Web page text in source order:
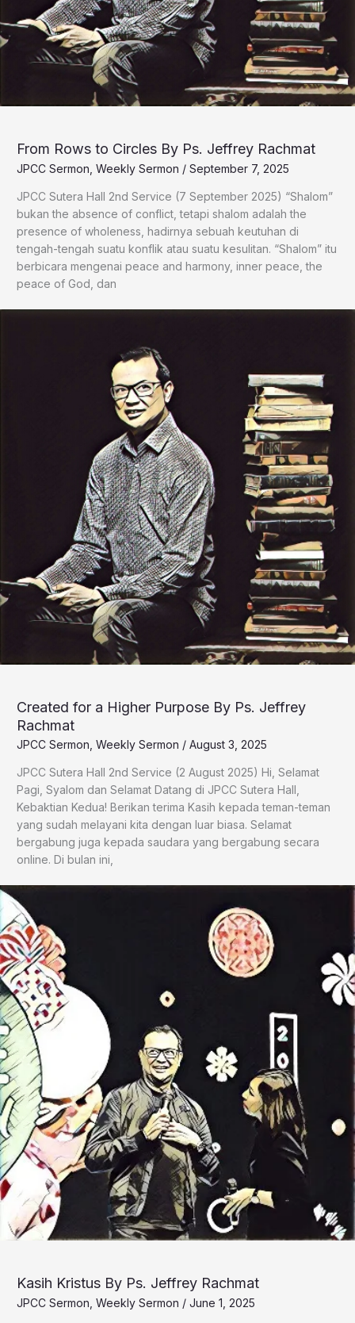
From Rows to Circles By Ps. Jeffrey Rachmat
JPCC Sermon Weekly Sermon / September 7, 2025
JPCC Sutera Hall 2nd Service (7 September 2025) “Shalom”
bukan the absence of conflict, tetapi shalom adalah the
presence of wholeness, hadirnya sebuah keutuhan di
tengah-tengah suatu konflik atau suatu kesulitan. “Shalom” itu
berbicara mengenai peace and harmony, inner peace, the
peace of God, dan
Created for a Higher Purpose By Ps. Jeffrey
Rachmat
JPCC Sermon Weekly Sermon / August 3, 2025
JPCC Sutera Hall 2nd Service (2 August 2025) Hi, Selamat
Pagi, Syalom dan Selamat Datang di JPCC Sutera Hall,
Kebaktian Kedua! Berikan terima Kasih kepada teman-teman
yang sudah melayani kita dengan luar biasa. Selamat
bergabung juga kepada saudara yang bergabung secara
online. Di bulan ini,
Kasih Kristus By Ps. Jeffrey Rachmat
JPCC Sermon Weekly Sermon / June 1, 2025